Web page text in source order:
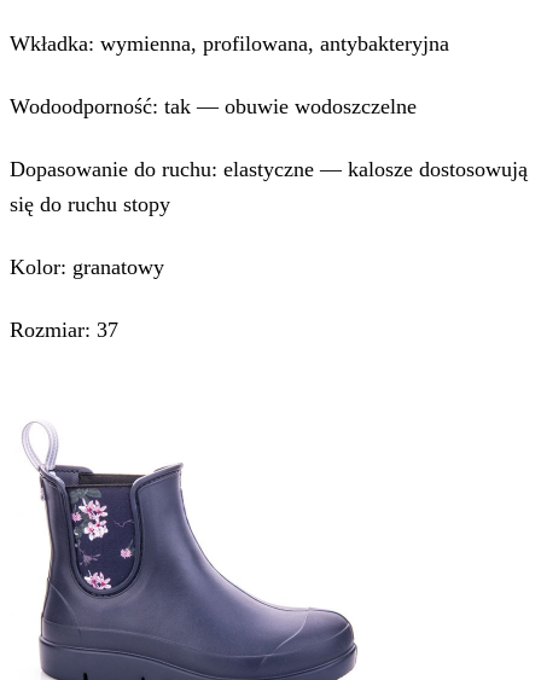
Wkładka: wymienna, profilowana, antybakteryjna
Wodoodporność: tak — obuwie wodoszczelne
Dopasowanie do ruchu: elastyczne — kalosze dostosowują
się do ruchu stopy
Kolor: granatowy
Rozmiar: 37